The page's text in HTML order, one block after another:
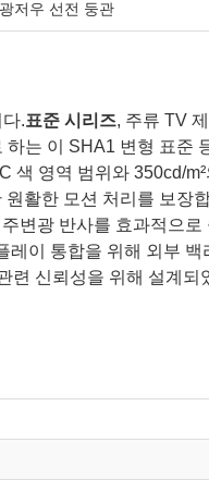
광저우 선전 둥관
.표준 시리즈, 주류 TV
는 이 SHA1 변형 표준
영역 범위와 350cd/
한 모션 처리를 보장
변광 반사를 효과적으
이 통합을 위해 외부
신뢰성을 위해 설계